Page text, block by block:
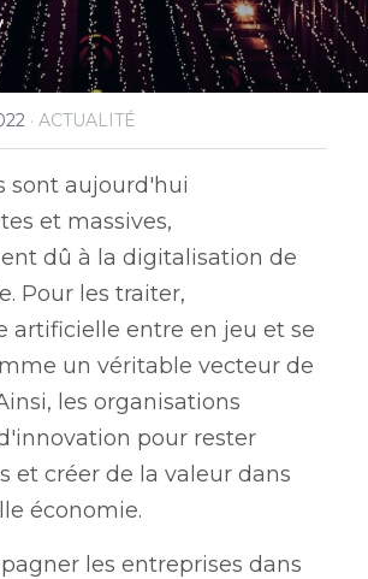
· ACTUALITÉ
sont aujourd'hui
et massives,
dû à la digitalisation de
Pour les traiter,
artificielle entre en jeu et se
un véritable vecteur de
les organisations
pour rester
et créer de la valeur dans
économie.
les entreprises dans